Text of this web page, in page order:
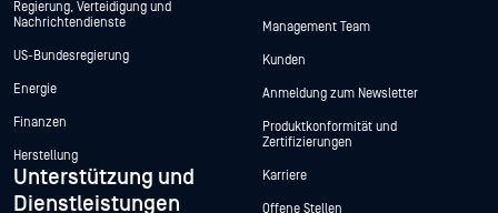
Regierung, Verteidigung und
Nachrichtendienste
US-Bundesregierung
Energie
Finanzen
Herstellung
Unterstützung und
Dienstleistungen
Management Team
Kunden
Anmeldung zum Newsletter
Produktkonformität und
Zertifizierungen
Karriere
Offene Stellen